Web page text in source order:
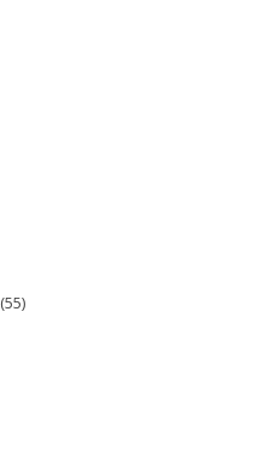
(55)